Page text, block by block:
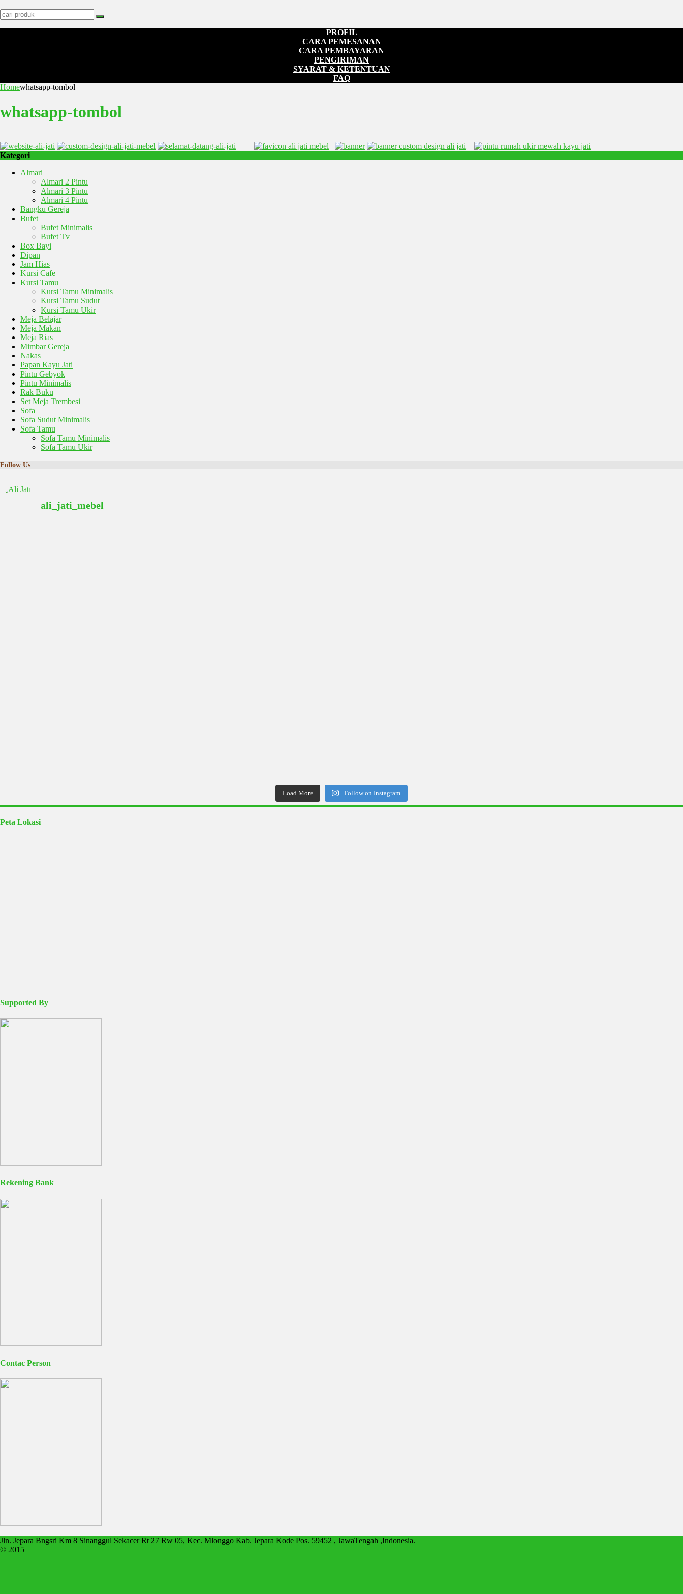
PROFIL
CARA PEMESANAN
CARA PEMBAYARAN
PENGIRIMAN
SYARAT & KETENTUAN
FAQ
Homewhatsapp-tombol
whatsapp-tombol
Kategori
Almari
Almari 2 Pintu
Almari 3 Pintu
Almari 4 Pintu
Bangku Gereja
Bufet
Bufet Minimalis
Bufet Tv
Box Bayi
Dipan
Jam Hias
Kursi Cafe
Kursi Tamu
Kursi Tamu Minimalis
Kursi Tamu Sudut
Kursi Tamu Ukir
Meja Belajar
Meja Makan
Meja Rias
Mimbar Gereja
Nakas
Papan Kayu Jati
Pintu Gebyok
Pintu Minimalis
Rak Buku
Set Meja Trembesi
Sofa
Sofa Sudut Minimalis
Sofa Tamu
Sofa Tamu Minimalis
Sofa Tamu Ukir
Follow Us
ali_jati_mebel
Load More Follow on Instagram
Peta Lokasi
Supported By
Rekening Bank
Contac Person
Jln. Jepara Bngsri Km 8 Sinanggul Sekacer Rt 27 Rw 05, Kec. Mlonggo Kab. Jepara Kode Pos. 59452 , JawaTengah ,Indonesia.
© 2015